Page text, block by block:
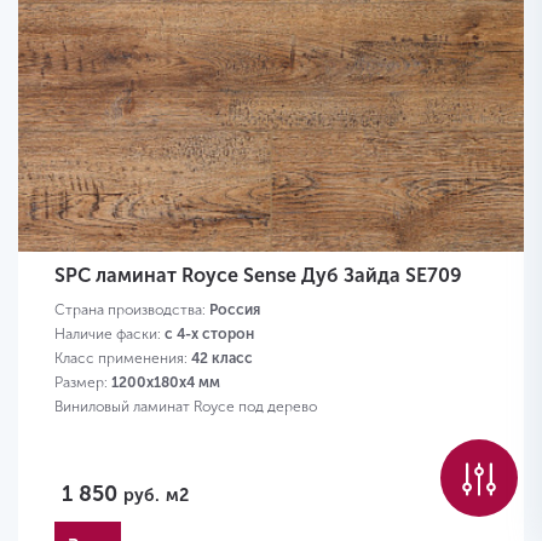
SPC ламинат Royce Sense Дуб Зайда SE709
Страна производства: Россия
Наличие фаски: с 4-х сторон
Класс применения: 42 класс
Размер: 1200х180х4 мм
Виниловый ламинат Royce под дерево
1 850 руб. м2